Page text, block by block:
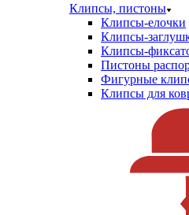
Клипсы, пистоны
Клипсы-елочки
Клипсы-
Клипсы-
Пистоны
Фигурные
Клипсы для